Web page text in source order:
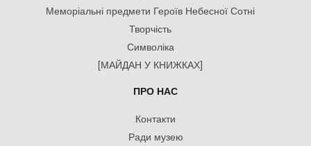
Меморіальні предмети Героїв Небесної Сотні
Творчість
Символіка
[МАЙДАН У КНИЖКАХ]
ПРО НАС
Контакти
Ради музею